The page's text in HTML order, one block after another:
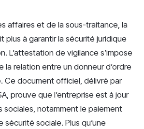
affaires et de la sous-traitance, la
plus à garantir la sécurité juridique
L’attestation de vigilance s’impose
la relation entre un donneur d’ordre
Ce document officiel, délivré par
prouve que l’entreprise est à jour
sociales, notamment le paiement
sociale. Plus qu’une